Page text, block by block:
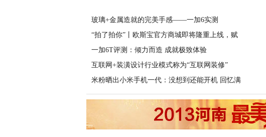
玻璃+金属造就的完美手感——一加6实测
“拍了拍你”丨欧斯宝官方商城即将隆重上线，赋
一加6T评测：倾力而造 成就极致体验
互联网+装潢设计行业模式称为“互联网装修”
米粉晒出小米手机一代：没想到还能开机 回忆满